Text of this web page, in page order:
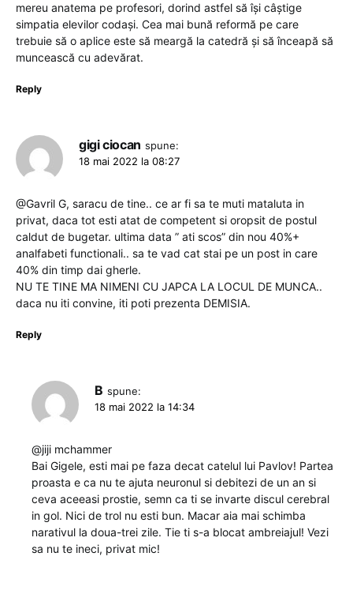
mereu anatema pe profesori, dorind astfel să își câștige
simpatia elevilor codași. Cea mai bună reformă pe care
trebuie să o aplice este să meargă la catedră și să înceapă să
muncească cu adevărat.
Reply
gigi ciocan spune:
18 mai 2022 la 08:27
@Gavril G, saracu de tine.. ce ar fi sa te muti mataluta in
privat, daca tot esti atat de competent si oropsit de postul
caldut de bugetar. ultima data ” ati scos” din nou 40%+
analfabeti functionali.. sa te vad cat stai pe un post in care
40% din timp dai gherle.
NU TE TINE MA NIMENI CU JAPCA LA LOCUL DE MUNCA..
daca nu iti convine, iti poti prezenta DEMISIA.
Reply
B spune:
18 mai 2022 la 14:34
@jiji mchammer
Bai Gigele, esti mai pe faza decat catelul lui Pavlov! Partea
proasta e ca nu te ajuta neuronul si debitezi de un an si
ceva aceeasi prostie, semn ca ti se invarte discul cerebral
in gol. Nici de trol nu esti bun. Macar aia mai schimba
narativul la doua-trei zile. Tie ti s-a blocat ambreiajul! Vezi
sa nu te ineci, privat mic!